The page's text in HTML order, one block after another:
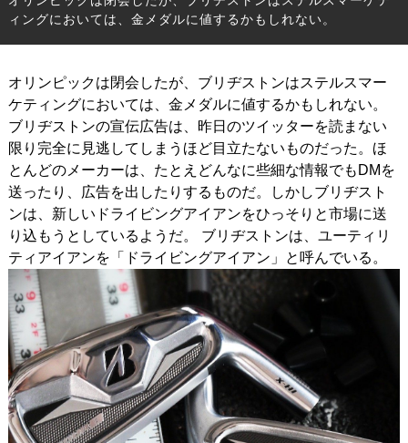
ィングにおいては、金メダルに値するかもしれない。
オリンピックは閉会したが、ブリヂストンはステルスマー
ケティングにおいては、金メダルに値するかもしれない。
ブリヂストンの宣伝広告は、昨日のツイッターを読まない
限り完全に見逃してしまうほど目立たないものだった。ほ
とんどのメーカーは、たとえどんなに些細な情報でもDMを
送ったり、広告を出したりするものだ。しかしブリヂスト
ンは、新しいドライビングアイアンをひっそりと市場に送
り込もうとしているようだ。 ブリヂストンは、ユーティリ
ティアイアンを「ドライビングアイアン」と呼んでいる。
FAIRWAY WOODS フェアウェイウッド
HYBRIDS ハイブリッド
IRONS アイアン
WEDGES ウェッジ
PUTTERS パター
OTHER その他
Editor’s Picks 編集部のおすすめ
Our Team 私たちのチーム
Our Mission 私たちの使命
ABOUT US MyGolfSpyJapanとは？